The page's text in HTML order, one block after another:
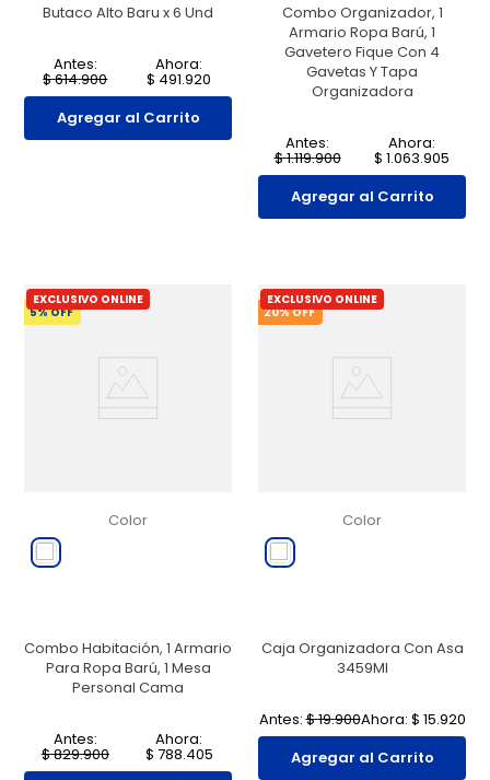
Butaco Alto Baru x 6 Und
Antes:
$614.900
Ahora:
$ 491.920
Agregar al Carrito
Combo Organizador, 1
Armario Ropa Barú, 1
Gavetero Fique Con 4
Gavetas Y Tapa
Organizadora
Antes:
$1.119.900
Ahora:
$ 1.063.905
Agregar al Carrito
5% OFF
EXCLUSIVO ONLINE
Color
Combo Habitación, 1 Armario
Para Ropa Barú, 1 Mesa
Personal Cama
Antes:
$829.900
Ahora:
$ 788.405
20% OFF
EXCLUSIVO ONLINE
Color
Caja Organizadora Con Asa
3459Ml
Antes:$19.900Ahora: $ 15.920
Agregar al Carrito